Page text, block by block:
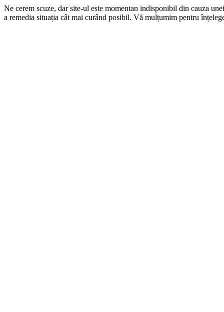
Ne cerem scuze, dar site-ul este momentan indisponibil din cauza
a remedia situația cât mai curând posibil. Vă mulțumim pentru